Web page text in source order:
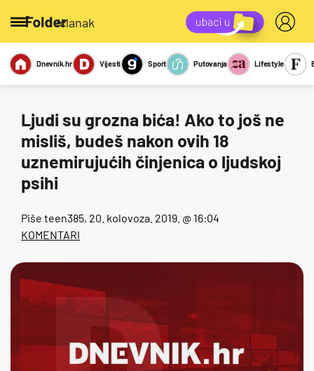
/članak
Miks Kviz
Report
Dnevnik.hr Vijesti Sport Putovanja Lifestyle
Ljudi su grozna bića! Ako to još ne
misliš, budeš nakon ovih 18
uznemirujućih činjenica o ljudskoj
psihi
Piše teen385, 20. kolovoza. 2019. @ 16:04
KOMENTARI